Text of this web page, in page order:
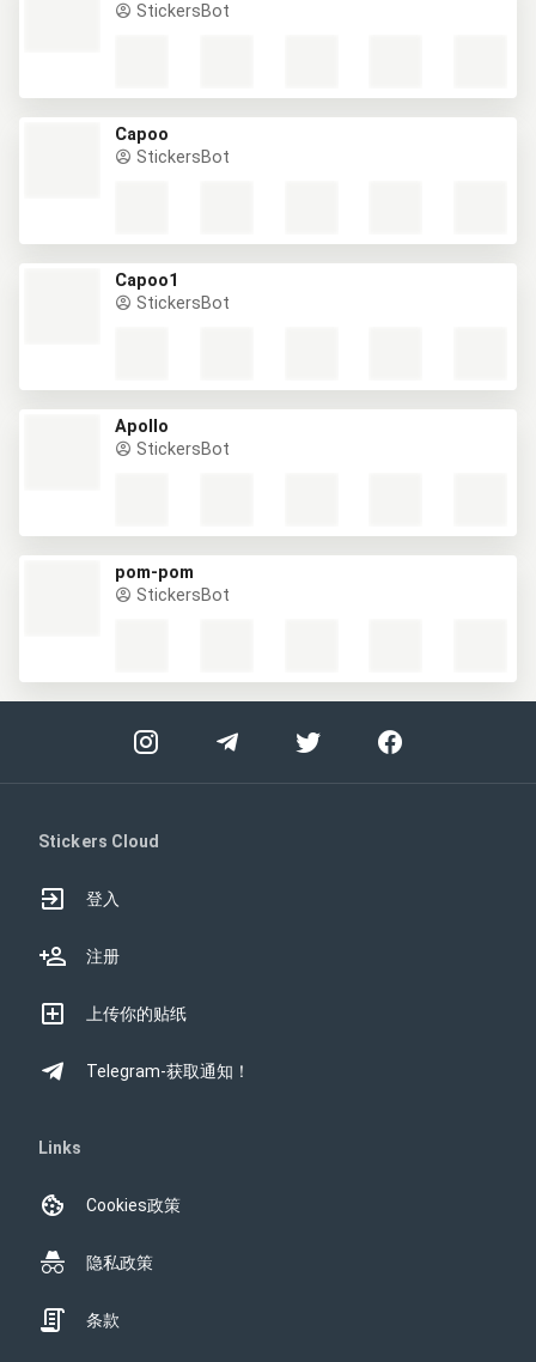
StickersBot
Capoo
StickersBot
Capoo1
StickersBot
Apollo
StickersBot
pom-pom
StickersBot
Stickers Cloud
登入
注册
上传你的贴纸
Telegram-获取通知！
Links
Cookies政策
隐私政策
条款